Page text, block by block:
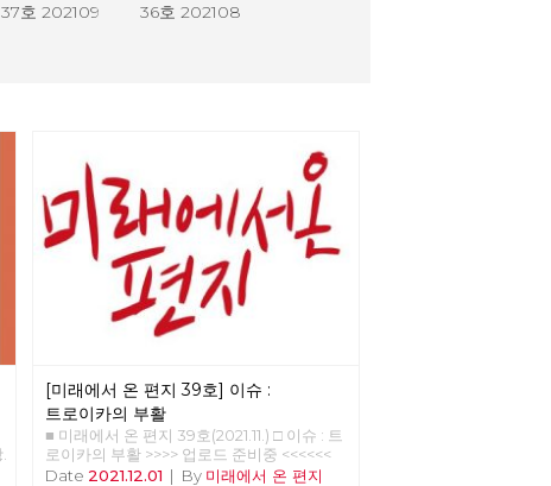
37호 202109 36호 202108
[미래에서 온 편지 39호] 이슈 :
트로이카의 부활
■ 미래에서 온 편지 39호(2021.11.) □ 이슈 : 트
로이카의 부활 >>>> 업로드 준비중 <<<<<<
Date 2021.12.01 | By 미래에서 온 편지